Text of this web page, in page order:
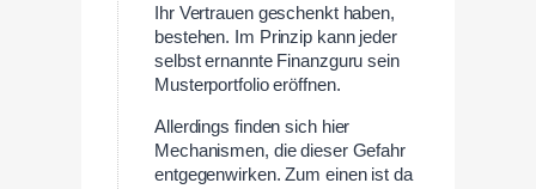
Ihr Vertrauen geschenkt haben,
bestehen. Im Prinzip kann jeder
selbst ernannte Finanzguru sein
Musterportfolio eröffnen.
Allerdings finden sich hier
Mechanismen, die dieser Gefahr
entgegenwirken. Zum einen ist da